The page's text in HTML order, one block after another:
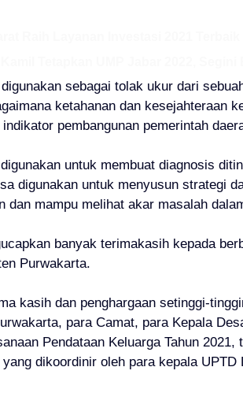
sebagai tolak ukur dari
ketahanan dan kesejahteraan
pembangunan pemerintah
untuk membuat diagnosis
digunakan untuk menyusun strategi
dan mampu melihat akar masalah
banyak terimakasih kepada
Purwakarta.
kasih dan penghargaan setinggi-
para Camat, para Kepala
Pendataan Keluarga Tahun
yang dikoordinir oleh para kepala